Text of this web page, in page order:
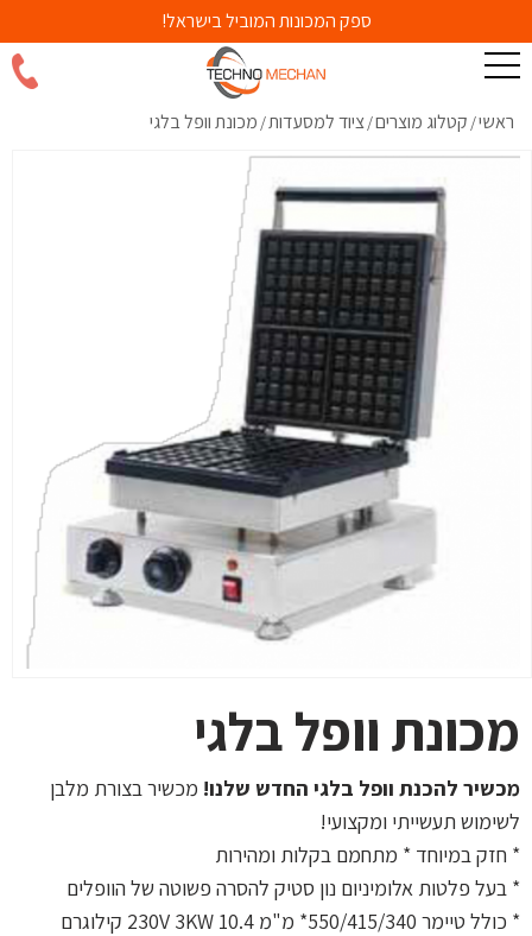
ספק המכונות המוביל בישראל!
ראשי/ קטלוג מוצרים/ציוד למסעדות/ מכונת וופל בלגי
מכונת וופל בלגי
מכשיר להכנת וופל בלגי החדש שלנו! מכשיר בצורת מלבן
לשימוש תעשייתי ומקצועי!
* חזק במיוחד * מתחמם בקלות ומהירות
* בעל פלטות אלומיניום נון סטיק להסרה פשוטה של הוופלים
* כולל טיימר 550/415/340* מ"מ 10.4
230V 3KW קילוגרם